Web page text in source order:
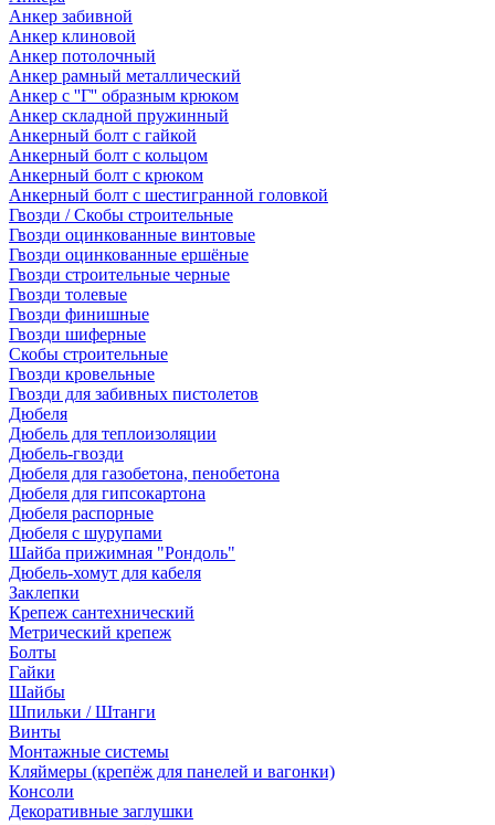
Анкер забивной
Анкер клиновой
Анкер потолочный
Анкер рамный металлический
Анкер с ''Г'' образным крюком
Анкер складной пружинный
Анкерный болт с гайкой
Анкерный болт с кольцом
Анкерный болт с крюком
Анкерный болт с шестигранной головкой
Гвозди / Скобы строительные
Гвозди оцинкованные винтовые
Гвозди оцинкованные ершёные
Гвозди строительные черные
Гвозди толевые
Гвозди финишные
Гвозди шиферные
Скобы строительные
Гвозди кровельные
Гвозди для забивных пистолетов
Дюбеля
Дюбель для теплоизоляции
Дюбель-гвозди
Дюбеля для газобетона, пенобетона
Дюбеля для гипсокартона
Дюбеля распорные
Дюбеля с шурупами
Шайба прижимная "Рондоль"
Дюбель-хомут для кабеля
Заклепки
Крепеж сантехнический
Метрический крепеж
Болты
Гайки
Шайбы
Шпильки / Штанги
Винты
Монтажные системы
Кляймеры (крепёж для панелей и вагонки)
Консоли
Декоративные заглушки